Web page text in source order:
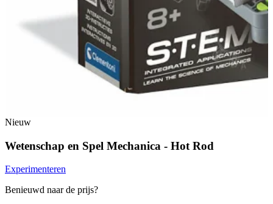
Nieuw
Wetenschap en Spel Mechanica - Hot Rod
Experimenteren
Benieuwd naar de prijs?